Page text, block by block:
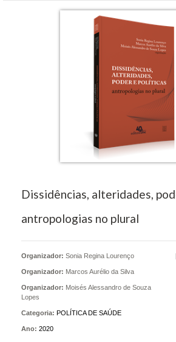
Dissidências, alteridades,
antropologias no plural
Organizador: Sonia Regina Lourenço
Organizador: Marcos Aurélio da Silva
Organizador: Moisés Alessandro de Souza
Lopes
Categoria: POLÍTICA DE SAÚDE
Ano: 2020